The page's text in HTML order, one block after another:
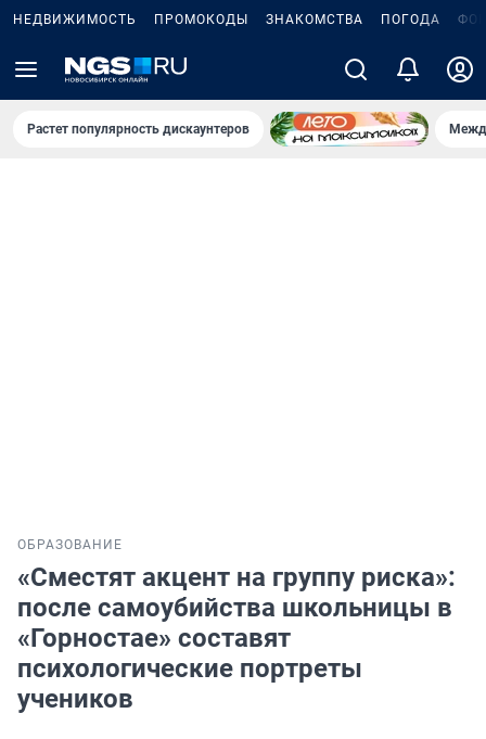
НЕДВИЖИМОСТЬ ПРОМОКОДЫ ЗНАКОМСТВА ПОГОДА
Растет популярность дискаунтеров
ОБРАЗОВАНИЕ
«Сместят акцент на группу риска»:
после самоубийства школьницы в
«Горностае» составят
психологические портреты
учеников